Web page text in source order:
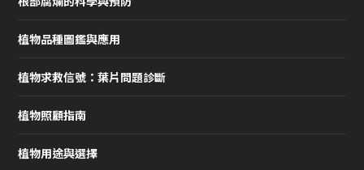
植物品種圖鑑與應用
植物求救信號：葉片問題診斷
植物照顧指南
植物用途與選擇